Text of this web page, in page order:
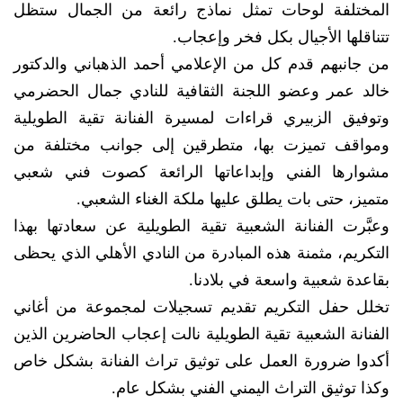
المختلفة لوحات تمثل نماذج رائعة من الجمال ستظل
تتناقلها الأجيال بكل فخر وإعجاب.
من جانبهم قدم كل من الإعلامي أحمد الذهباني والدكتور
خالد عمر وعضو اللجنة الثقافية للنادي جمال الحضرمي
وتوفيق الزبيري قراءات لمسيرة الفنانة تقية الطويلية
ومواقف تميزت بها، متطرقين إلى جوانب مختلفة من
مشوارها الفني وإبداعاتها الرائعة كصوت فني شعبي
متميز، حتى بات يطلق عليها ملكة الغناء الشعبي.
وعبَّرت الفنانة الشعبية تقية الطويلية عن سعادتها بهذا
التكريم، مثمنة هذه المبادرة من النادي الأهلي الذي يحظى
بقاعدة شعبية واسعة في بلادنا.
تخلل حفل التكريم تقديم تسجيلات لمجموعة من أغاني
الفنانة الشعبية تقية الطويلية نالت إعجاب الحاضرين الذين
أكدوا ضرورة العمل على توثيق تراث الفنانة بشكل خاص
وكذا توثيق التراث اليمني الفني بشكل عام.